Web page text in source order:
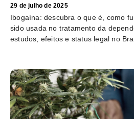
29 de julho de 2025
Ibogaína: descubra o que é, como
sido usada no tratamento da
estudos, efeitos e status legal no